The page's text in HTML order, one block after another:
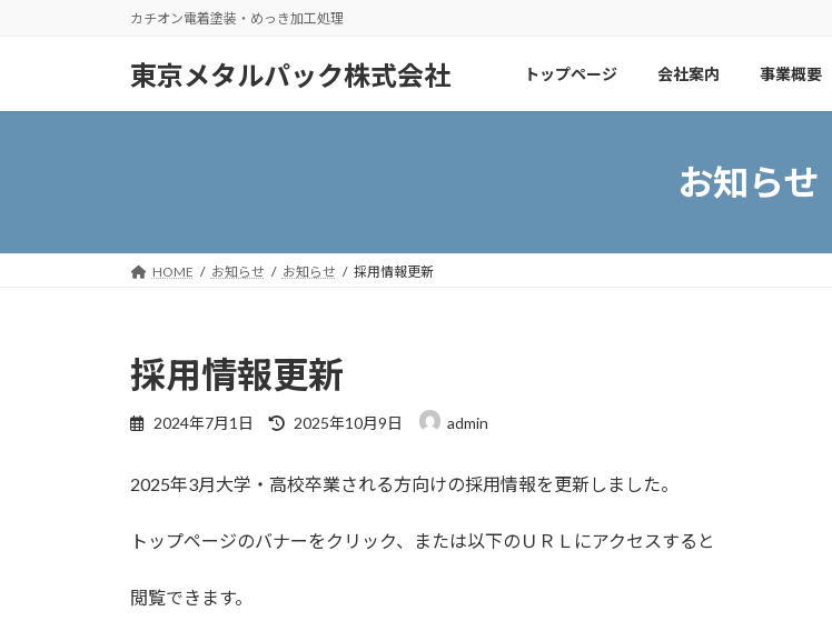
プ
動
カチオン電着塗装・めっき加工処理
東京メタルパック株式会社 トップページ 会社案内 事業概要
お知らせ
HOME お知らせ お知らせ 採用情報更新
採用情報更新
2024年7月1日
最
新
2025年10月9日 admin
2025年3月大学・高校卒業される方向けの採用情報を更新しました。
トップページのバナーをクリック、または以下のＵＲＬにアクセスすると
閲覧できます。